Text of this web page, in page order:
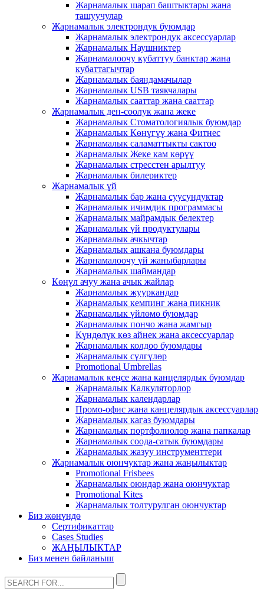
Жарнамалык шарап баштыктары жана
ташуучулар
Жарнамалык электрондук буюмдар
Жарнамалык электрондук аксессуарлар
Жарнамалык Наушниктер
Жарнамалоочу кубаттуу банктар жана
кубаттагычтар
Жарнамалык баяндамачылар
Жарнамалык USB таякчалары
Жарнамалык сааттар жана сааттар
Жарнамалык ден-соолук жана жеке
Жарнамалык Стоматологиялык буюмдар
Жарнамалык Көнүгүү жана Фитнес
Жарнамалык саламаттыкты сактоо
Жарнамалык Жеке кам көрүү
Жарнамалык стресстен арылтуу
Жарнамалык билериктер
Жарнамалык үй
Жарнамалык бар жана суусундуктар
Жарнамалык ичимдик программасы
Жарнамалык майрамдык белектер
Жарнамалык үй продуктулары
Жарнамалык ачкычтар
Жарнамалык ашкана буюмдары
Жарнамалоочу үй жаныбарлары
Жарнамалык шаймандар
Көңүл ачуу жана ачык жайлар
Жарнамалык жууркандар
Жарнамалык кемпинг жана пикник
Жарнамалык үйлөмө буюмдар
Жарнамалык пончо жана жамгыр
Күндөлүк көз айнек жана аксессуарлар
Жарнамалык колдоо буюмдары
Жарнамалык сүлгүлөр
Promotional Umbrellas
Жарнамалык кеңсе жана канцелярдык буюмдар
Жарнамалык Калкуляторлор
Жарнамалык календарлар
Промо-офис жана канцелярдык аксессуарлар
Жарнамалык кагаз буюмдары
Жарнамалык портфолиолор жана папкалар
Жарнамалык соода-сатык буюмдары
Жарнамалык жазуу инструменттери
Жарнамалык оюнчуктар жана жаңылыктар
Promotional Frisbees
Жарнамалык оюндар жана оюнчуктар
Promotional Kites
Жарнамалык толтурулган оюнчуктар
Биз жөнүндө
Сертификаттар
Cases Studies
ЖАҢЫЛЫКТАР
Биз менен байланыш